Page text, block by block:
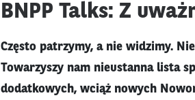
BNPP Talks: Z
Często patrzymy, a nie widzimy.
Towarzyszy nam nieustanna lista
dodatkowych, wciąż nowych